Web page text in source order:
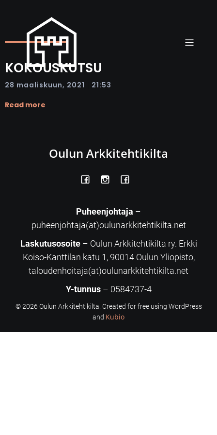
KOKOUSKUTSU
28 maaliskuun, 2021 21:53
Read more
Oulun Arkkitehtikilta
Puheenjohtaja –
puheenjohtaja(at)oulunarkkitehtikilta.net
Laskutusosoite– Oulun Arkkitehtikilta ry. Erkki
Koiso-Kanttilan katu 1, 90014 Oulun Yliopisto,
taloudenhoitaja(at)oulunarkkitehtikilta.net
Y-tunnus – 0584737-4
© 2026 Oulun Arkkitehtikilta. Created for free using WordPress
and Kubio